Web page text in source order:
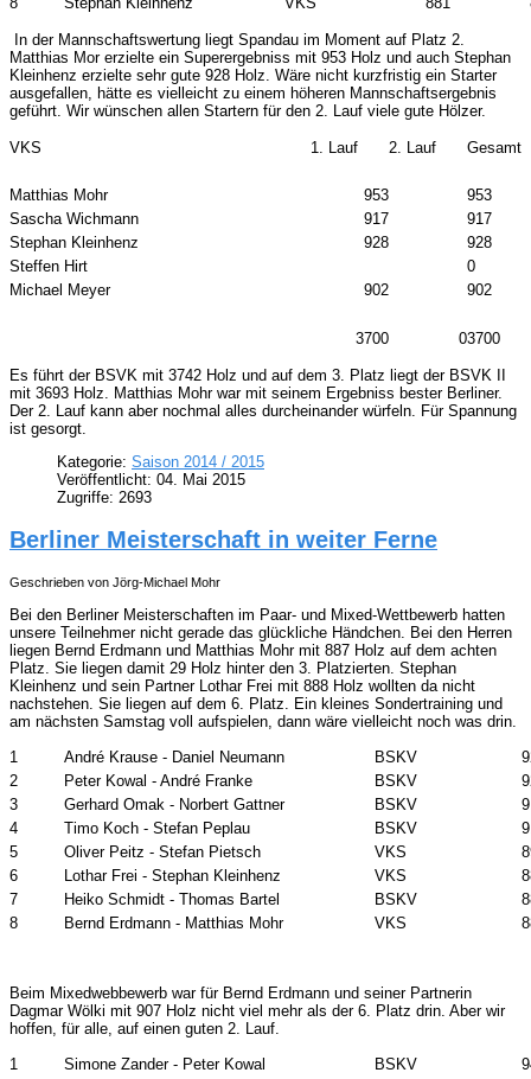
In der Mannschaftswertung liegt Spandau im Moment auf Platz 2.
Matthias Mor erzielte ein Superergebniss mit 953 Holz und auch Stephan
Kleinhenz erzielte sehr gute 928 Holz. Wäre nicht kurzfristig ein Starter
ausgefallen, hätte es vielleicht zu einem höheren Mannschaftsergebnis
geführt. Wir wünschen allen Startern für den 2. Lauf viele gute Hölzer.
VKS 1. Lauf 2. Lauf Gesamt
Matthias Mohr 953
953
Sascha Wichmann
917
917
Stephan Kleinhenz
928
928
Steffen Hirt
0
Michael Meyer
902 902
3700 03700
Es führt der BSVK mit 3742 Holz und auf dem 3. Platz liegt der BSVK II
mit 3693 Holz. Matthias Mohr war mit seinem Ergebniss bester Berliner.
Der 2. Lauf kann aber nochmal alles durcheinander würfeln. Für Spannung
ist gesorgt.
Kategorie: Saison 2014 / 2015
Veröffentlicht: 04. Mai 2015
Zugriffe: 2693
Berliner Meisterschaft in weiter Ferne
Geschrieben von Jörg-Michael Mohr
Bei den Berliner Meisterschaften im Paar- und Mixed-Wettbewerb hatten
unsere Teilnehmer nicht gerade das glückliche Händchen. Bei den Herren
liegen Bernd Erdmann und Matthias Mohr mit 887 Holz auf dem achten
Platz. Sie liegen damit 29 Holz hinter den 3. Platzierten. Stephan
Kleinhenz und sein Partner Lothar Frei mit 888 Holz wollten da nicht
nachstehen. Sie liegen auf dem 6. Platz. Ein kleines Sondertraining und
am nächsten Samstag voll aufspielen, dann wäre vielleicht noch was drin.
1
André Krause - Daniel Neumann BSKV
2
Peter Kowal - André Franke BSKV
3
Gerhard Omak - Norbert Gattner BSKV
4
Timo Koch - Stefan Peplau BSKV
5
Oliver Peitz - Stefan Pietsch VKS
6
Lothar Frei - Stephan Kleinhenz VKS
7
Heiko Schmidt - Thomas Bartel BSKV
8
Bernd Erdmann - Matthias Mohr VKS
Beim Mixedwebbewerb war für Bernd Erdmann und seiner Partnerin
Dagmar Wölki mit 907 Holz nicht viel mehr als der 6. Platz drin. Aber wir
hoffen, für alle, auf einen guten 2. Lauf.
1
Simone Zander - Peter Kowal BSKV